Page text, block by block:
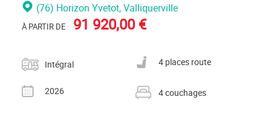
(76) Horizon Yvetot, Valliquerville
À PARTIR DE 91 920,00 €
Catégorie
Intégral
Nombre de places carte grise
4 places route
Année
2026
Nombre de couchages
4 couchages